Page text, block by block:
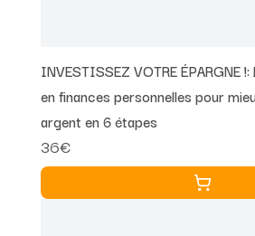
INVESTISSEZ VOTRE ÉPARGNE
en finances personnelles pour
argent en 6 étapes
36€